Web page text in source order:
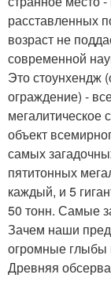
расставленных
возраст не
современной
Это стоунхендж
ограждение) -
мегалитическое
объект
самых
пятитонных
каждый, и 5
50 тонн. Самые
Зачем наши
огромные глыбы
Древняя